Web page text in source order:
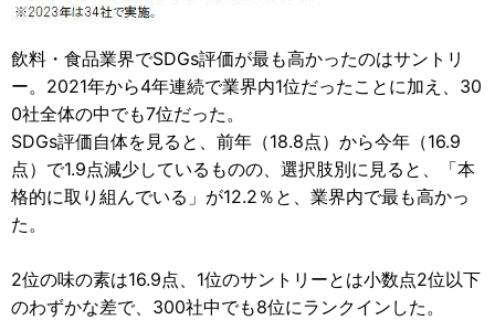
飲料・食品業界でSDGs評価が最も高かったのはサントリ
ー。2021年から4年連続で業界内1位だったことに加え、30
0社全体の中でも7位だった。
SDGs評価自体を見ると、前年（18.8点）から今年（16.9
点）で1.9点減少しているものの、選択肢別に見ると、「本
格的に取り組んでいる」が12.2％と、業界内で最も高かっ
た。
2位の味の素は16.9点、1位のサントリーとは小数点2位以下
のわずかな差で、300社中でも8位にランクインした。